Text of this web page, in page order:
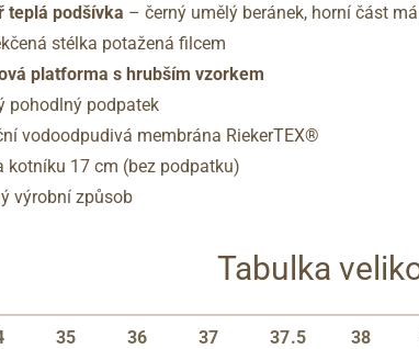
teplá podšívka – černý umělý beránek, horní část
stélka potažená filcem
platforma s hrubším vzorkem
pohodlný podpatek
vodoodpudivá membrána RiekerTEX®
kotníku 17 cm (bez podpatku)
výrobní způsob
Tabulka
35 36 37 37.5 38